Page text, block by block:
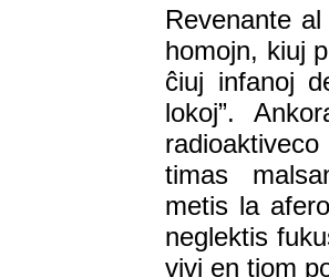
Revenante
homojn, kiuj
ĉiuj infanoj
lokoj”.
timas
metis la
neglektis
vivi en tiom